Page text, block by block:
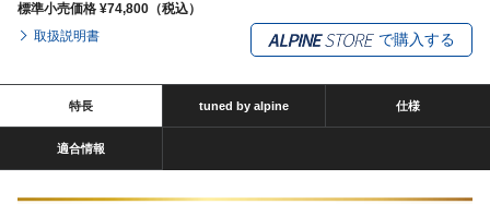
標準小売価格 ¥74,800（税込）
取扱説明書
で購入する
特長 tuned by alpine 仕様
適合情報